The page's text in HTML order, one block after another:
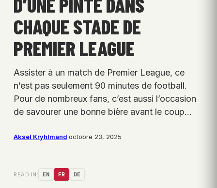
CHAQUE STADE DE
PREMIER LEAGUE
Assister à un match de Premier League, ce
n’est pas seulement 90 minutes de football.
Pour de nombreux fans, c’est aussi l’occasion
de savourer une bonne bière avant le coup…
Aksel Kryhlmand·octobre 23, 2025
READ IN: EN FR DE